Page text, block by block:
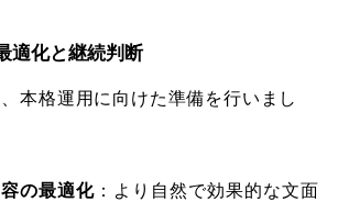
適化と継続判断
本格運用に向けた準備を行いまし
の最適化 ：より自然で効果的な文面